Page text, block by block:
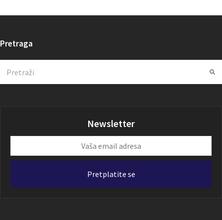
Pretraga
Newsletter
email
Pretplatite se